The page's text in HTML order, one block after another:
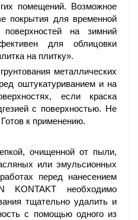
помещений. Возможное
покрытия для временной
на зимний
для облицовки
на плитку».
металлических
оштукатуриванием и на
если краска
с поверхностью. Не
к применению.
очищенной от пыли,
или эмульсионных
перед нанесением
KONTAKT необходимо
тщательно удалить и
с помощью одного из